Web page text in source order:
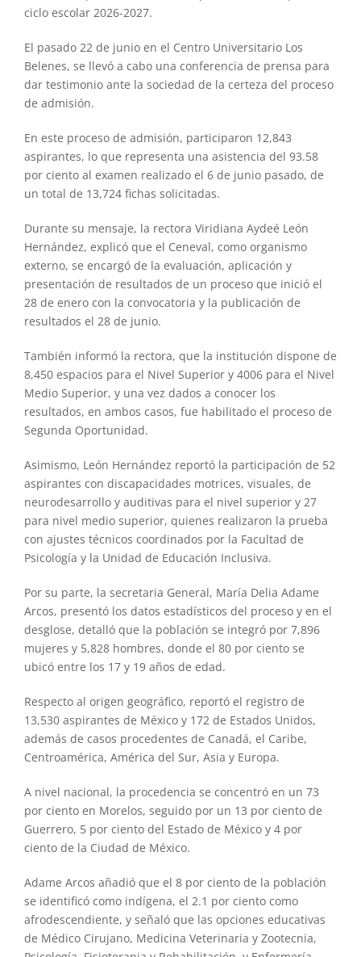
ciclo escolar 2026-2027.
El pasado 22 de junio en el Centro Universitario Los
Belenes, se llevó a cabo una conferencia de prensa para
dar testimonio ante la sociedad de la certeza del proceso
de admisión.
En este proceso de admisión, participaron 12,843
aspirantes, lo que representa una asistencia del 93.58
por ciento al examen realizado el 6 de junio pasado, de
un total de 13,724 fichas solicitadas.
Durante su mensaje, la rectora Viridiana Aydeé León
Hernández, explicó que el Ceneval, como organismo
externo, se encargó de la evaluación, aplicación y
presentación de resultados de un proceso que inició el
28 de enero con la convocatoria y la publicación de
resultados el 28 de junio.
También informó la rectora, que la institución dispone de
8,450 espacios para el Nivel Superior y 4006 para el Nivel
Medio Superior, y una vez dados a conocer los
resultados, en ambos casos, fue habilitado el proceso de
Segunda Oportunidad.
Asimismo, León Hernández reportó la participación de 52
aspirantes con discapacidades motrices, visuales, de
neurodesarrollo y auditivas para el nivel superior y 27
para nivel medio superior, quienes realizaron la prueba
con ajustes técnicos coordinados por la Facultad de
Psicología y la Unidad de Educación Inclusiva.
Por su parte, la secretaria General, María Delia Adame
Arcos, presentó los datos estadísticos del proceso y en el
desglose, detalló que la población se integró por 7,896
mujeres y 5,828 hombres, donde el 80 por ciento se
ubicó entre los 17 y 19 años de edad.
Respecto al origen geográfico, reportó el registro de
13,530 aspirantes de México y 172 de Estados Unidos,
además de casos procedentes de Canadá, el Caribe,
Centroamérica, América del Sur, Asia y Europa.
A nivel nacional, la procedencia se concentró en un 73
por ciento en Morelos, seguido por un 13 por ciento de
Guerrero, 5 por ciento del Estado de México y 4 por
ciento de la Ciudad de México.
Adame Arcos añadió que el 8 por ciento de la población
se identificó como indígena, el 2.1 por ciento como
afrodescendiente, y señaló que las opciones educativas
de Médico Cirujano, Medicina Veterinaria y Zootecnia,